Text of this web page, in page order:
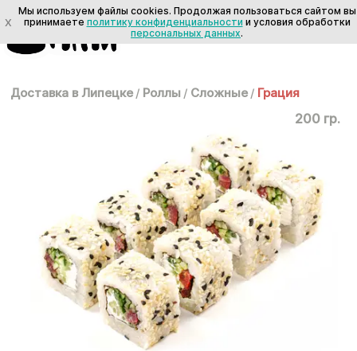
Доставка в Липецке / Роллы / Сложные / Грация
200 гр.
X
Мы используем файлы cookies. Продолжая пользоваться сайтом вы
принимаете политику конфиденциальности и условия обработки
персональных данных.